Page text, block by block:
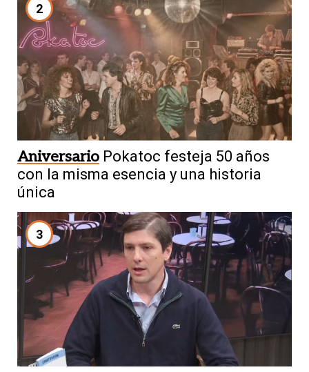
2
Aniversario Pokatoc festeja 50 años
con la misma esencia y una historia
única
3